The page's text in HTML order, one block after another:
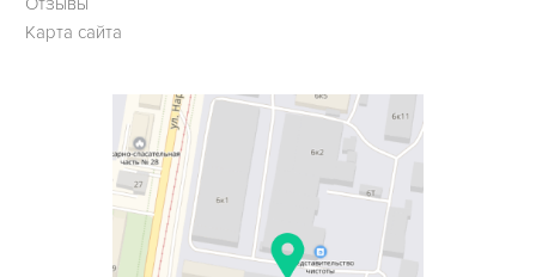
Карта сайта